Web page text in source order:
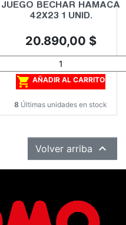
JUEGO BECHAR HAMACA
42X23 1 UNID.
Precio
20.890,00 $
 AÑADIR AL CARRITO
8 Últimas unidades en stock
Volver arriba 